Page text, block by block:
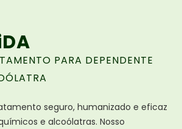
PARA DEPENDENTE
seguro, humanizado e eficaz
e alcoólatras. Nosso